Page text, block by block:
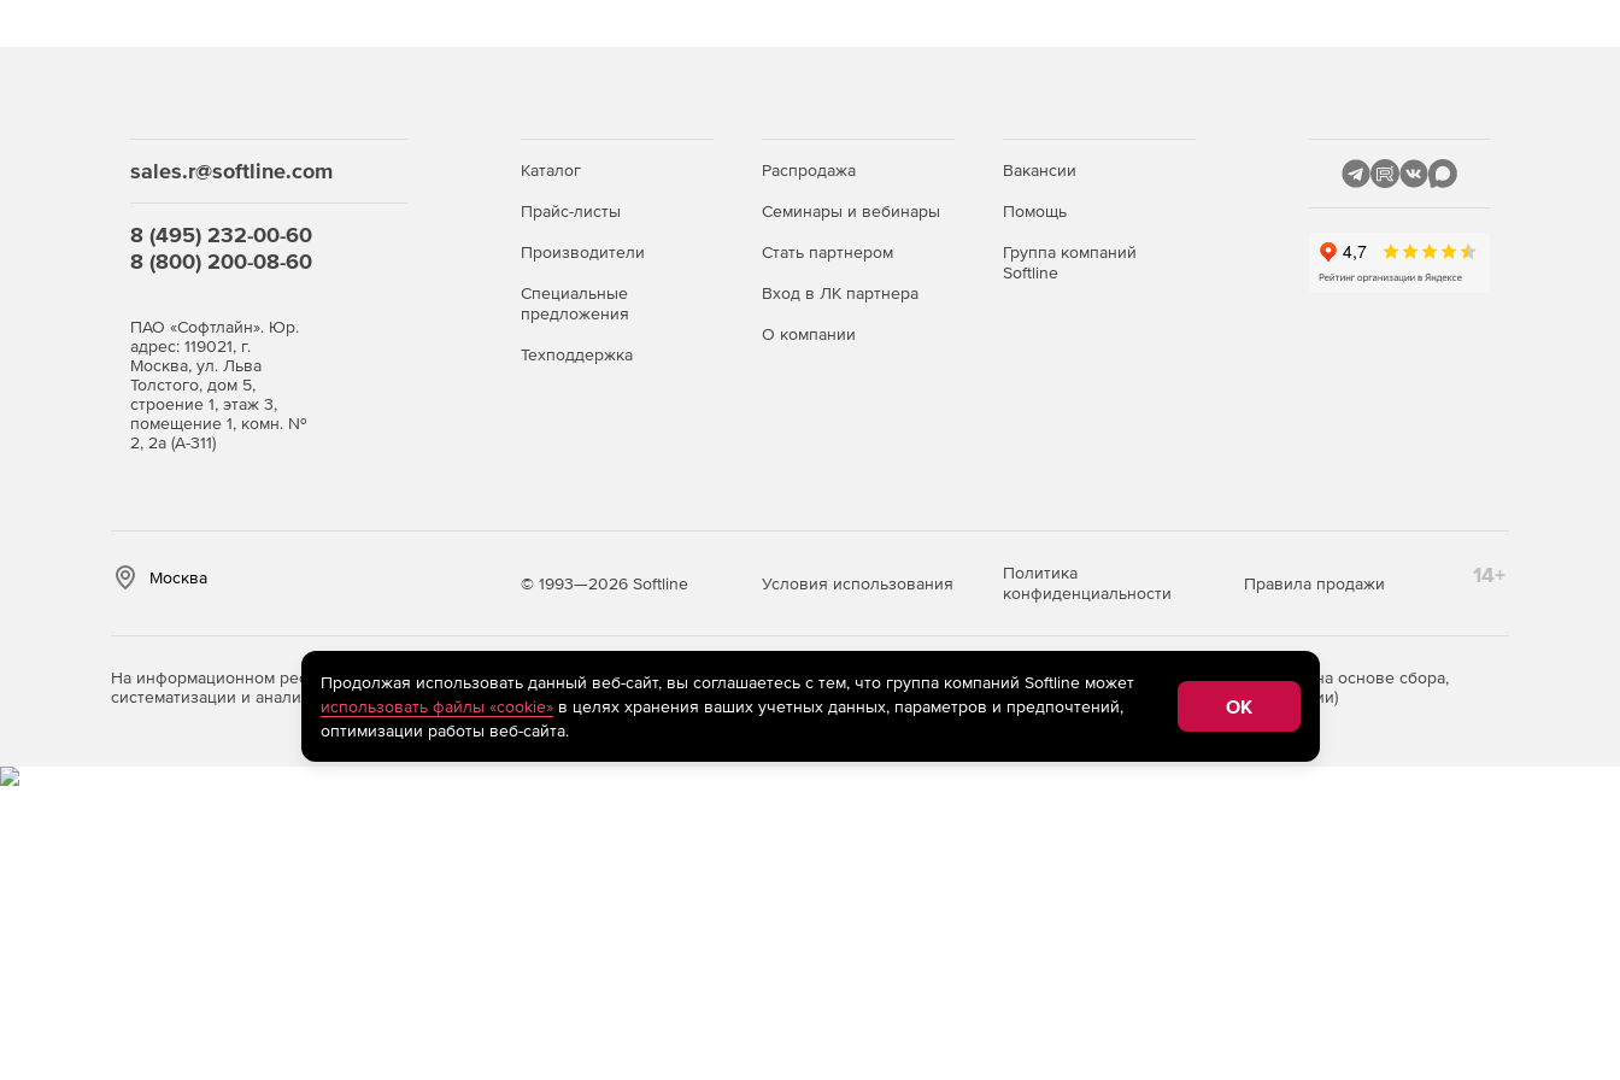
Bluefish444, Matrox и MOTU и многие другие – производителю достаточно создать соответствующий
плагин посредством Avid Open I/O.
Функции управления видеоматериалами: отслеживание всех проектов, активов, исходных
материалов, файлов после рендера, метаданных и т. д.
Автоматизация рабочих процессов в фоновом режиме.
Эффекты, звук, цветокоррекция:
кеинга.
сторонних разработчиков.
Создание саундтреков студийного качества благодаря встроенным функциям звукозаписи,
редактирования и микширования.
sales.r@softline.com
8 (495) 232-00-60
8 (800) 200-08-60
ПАО «Софтлайн». Юр.
адрес: 119021, г.
Москва, ул. Льва
Толстого, дом 5,
строение 1, этаж 3,
помещение 1, комн. №
2, 2а (А-311)
Каталог
Прайс-листы
Производители
Специальные
предложения
Техподдержка
Распродажа
Семинары и вебинары
Стать партнером
Вход в ЛК партнера
О компании
Вакансии
Помощь
Группа компаний
Softline
Москва © 1993—2026 Softline Условия использования
Политика
конфиденциальности
Правила продажи 14+
На информационном ресурсе store.softline.ru применяютсярекомендательные технологии(информационные технологии предоставления информации на основе сбора,
систематизации и анализа сведений, относящихся к предпочтениям пользователей сети «Интернет», находящихся на территории Российской Федерации)
Продолжая использовать данный веб-сайт, вы соглашаетесь с тем, что группа компаний Softline может
использовать файлы «cookie»в целях хранения ваших учетных данных, параметров и предпочтений,
оптимизации работы веб-сайта.
OK